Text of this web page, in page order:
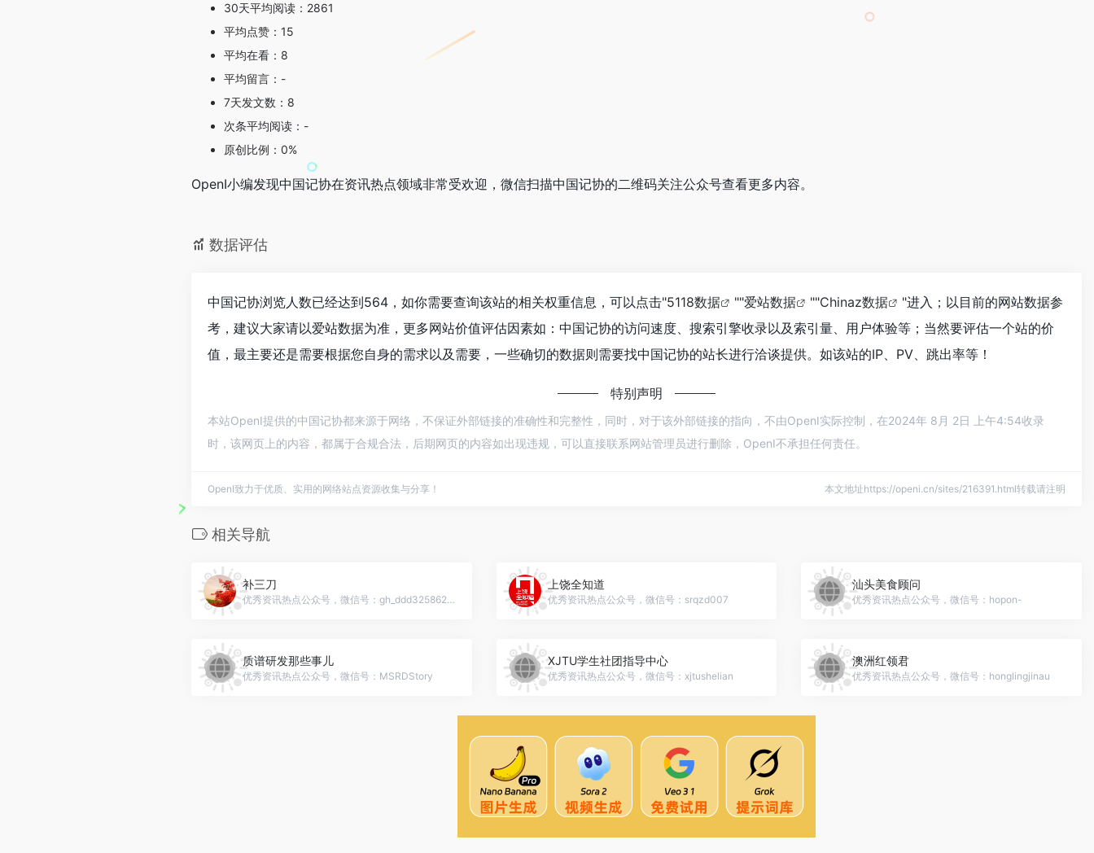
30天平均阅读：2861
平均点赞：15
平均在看：8
平均留言：-
7天发文数：8
次条平均阅读：-
原创比例：0%
OpenI小编发现中国记协在资讯热点领域非常受欢迎，微信扫描中国记协的二维码关注公众号查看更多内容。
数据评估
中国记协浏览人数已经达到564，如你需要查询该站的相关权重信息，可以点击"5118数据 ""爱站数据 ""Chinaz数据
"进入；以目前的网站数据参
考，建议大家请以爱站数据为准，更多网站价值评估因素如：中国记协的访问速度、搜索引擎收录以及索引量、用户体验等；当然要评估一个站的价
值，最主要还是需要根据您自身的需求以及需要，一些确切的数据则需要找中国记协的站长进行洽谈提供。如该站的IP、PV、跳出率等！
特别声明
本站OpenI提供的中国记协都来源于网络，不保证外部链接的准确性和完整性，同时，对于该外部链接的指向，不由OpenI实际控制，在2024年 8月 2日 上午4:54收录
时，该网页上的内容，都属于合规合法，后期网页的内容如出现违规，可以直接联系网站管理员进行删除，OpenI不承担任何责任。
OpenI致力于优质、实用的网络站点资源收集与分享！ 本文地址https://openi.cn/sites/216391.html转载请注明
相关导航
补三刀
优秀资讯热点公众号，微信号：gh_ddd325862898
上饶全知道
优秀资讯热点公众号，微信号：srqzd007
汕头美食顾问
优秀资讯热点公众号，微信号：hopon-
质谱研发那些事儿
优秀资讯热点公众号，微信号：MSRDStory
XJTU学生社团指导中心
优秀资讯热点公众号，微信号：xjtushelian
澳洲红领君
优秀资讯热点公众号，微信号：honglingjinau